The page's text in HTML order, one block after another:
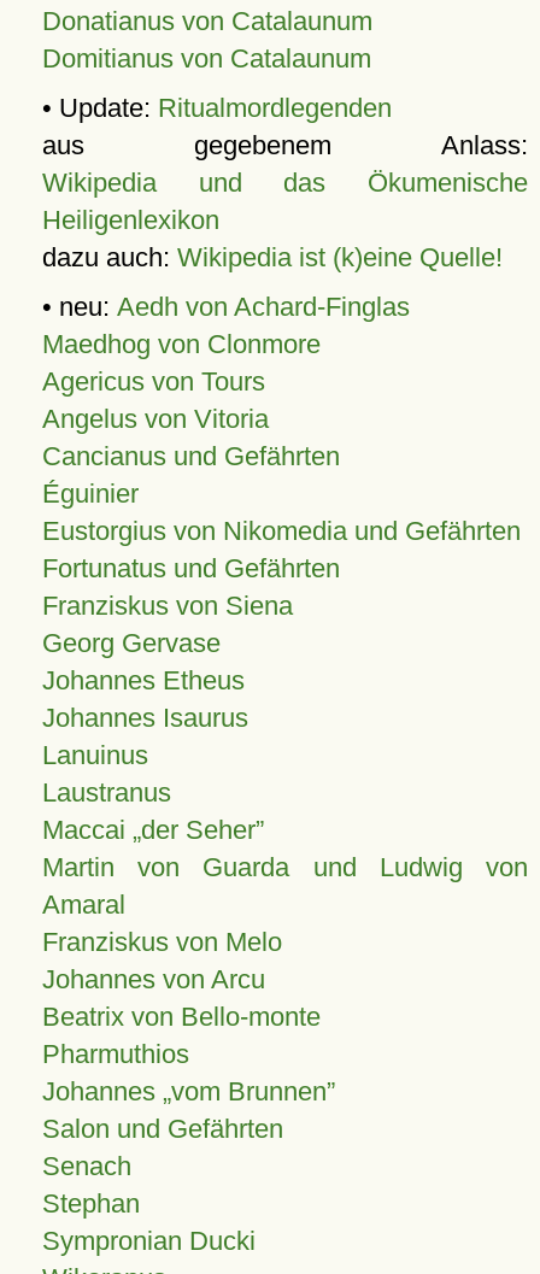
Donatianus von Catalaunum
Domitianus von Catalaunum
• Update: Ritualmordlegenden
aus gegebenem Anlass:
Wikipedia und das Ökumenische
Heiligenlexikon
dazu auch: Wikipedia ist (k)eine Quelle!
• neu: Aedh von Achard-Finglas
Maedhog von Clonmore
Agericus von Tours
Angelus von Vitoria
Cancianus und Gefährten
Éguinier
Eustorgius von Nikomedia und Gefährten
Fortunatus und Gefährten
Franziskus von Siena
Georg Gervase
Johannes Etheus
Johannes Isaurus
Lanuinus
Laustranus
Maccai „der Seher”
Martin von Guarda und Ludwig von
Amaral
Franziskus von Melo
Johannes von Arcu
Beatrix von Bello-monte
Pharmuthios
Johannes vom Brunnen
Salon und Gefährten
Senach
Stephan
Sympronian Ducki